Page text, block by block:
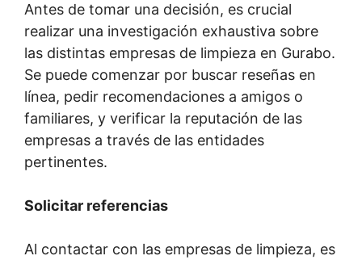
Antes de tomar una decisión, es crucial
realizar una investigación exhaustiva sobre
las distintas empresas de limpieza en Gurabo.
Se puede comenzar por buscar reseñas en
línea, pedir recomendaciones a amigos o
familiares, y verificar la reputación de las
empresas a través de las entidades
pertinentes.
Solicitar referencias
Al contactar con las empresas de limpieza, es